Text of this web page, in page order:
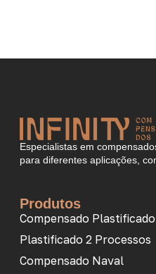
Especialistas em
para diferentes aplicações,
Produtos
Compensado Plastificado
Plastificado 2 Processos
Compensado Naval